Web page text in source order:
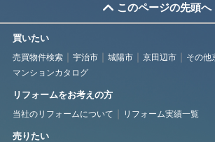
このページの先頭へ
買いたい
売買物件検索 宇治市 城陽市 京田辺市
その他
マンションカタログ
リフォームをお考えの方
当社のリフォームについて リフォーム実績一覧
売りたい